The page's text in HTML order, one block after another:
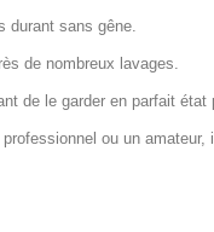
durant sans gêne.
de nombreux lavages.
de le garder en parfait état
ou un amateur,